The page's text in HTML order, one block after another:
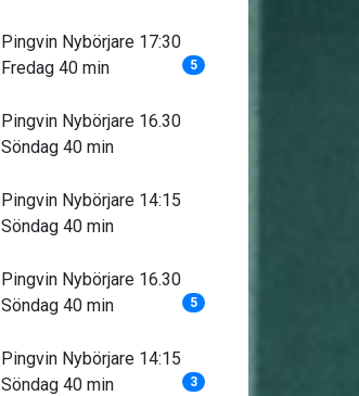
Pingvin Nybörjare 17:30
Fredag 40 min
5
Pingvin Nybörjare 16.30
Söndag 40 min
Pingvin Nybörjare 14:15
Söndag 40 min
Pingvin Nybörjare 16.30
Söndag 40 min
5
Pingvin Nybörjare 14:15
Söndag 40 min
3